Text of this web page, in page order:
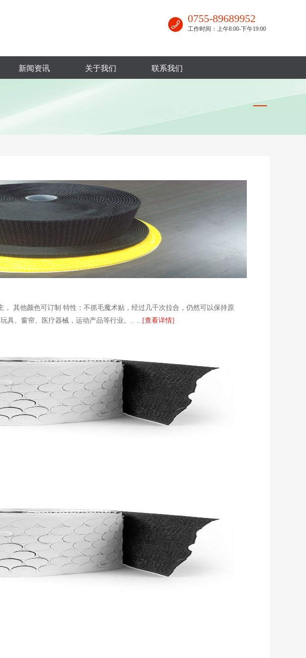
0755-89689952
工作时间：上午8:00-下午19:00
新闻资讯 关于我们 联系我们
其他颜色可订制 特性：不抓毛魔术贴，经过几千次拉合，仍然可以保持原
具、窗帘、医疗器械，运动产品等行业。.. ... [查看详情]